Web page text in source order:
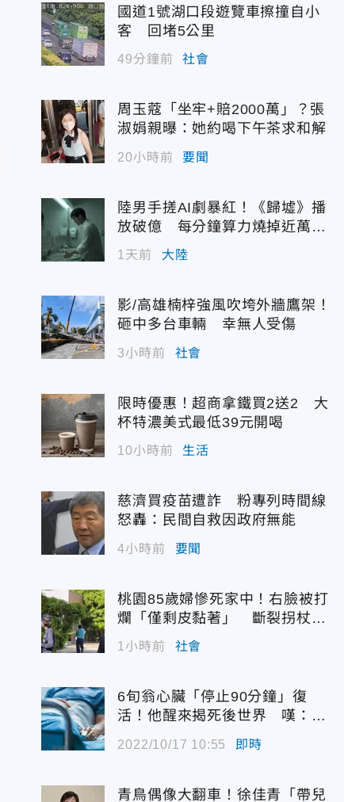
國道1號湖口段遊覽車擦撞自小
客 回堵5公里
49分鐘前 社會
周玉蔻「坐牢+賠2000萬」？張
淑娟親曝：她約喝下午茶求和解
20小時前 要聞
陸男手搓AI劇暴紅！《歸墟》播
放破億 每分鐘算力燒掉近萬台
1天前 大陸
影/高雄楠梓強風吹垮外牆鷹架！
砸中多台車輛 幸無人受傷
3小時前 社會
限時優惠！超商拿鐵買2送2 大
杯特濃美式最低39元開喝
10小時前 生活
慈濟買疫苗遭詐 粉專列時間線
怒轟：民間自救因政府無能
4小時前 要聞
桃園85歲婦慘死家中！右臉被打
爛「僅剩皮黏著」 斷裂拐杖揭
駭人現場
1小時前 社會
6旬翁心臟「停止90分鐘」復
活！他醒來揭死後世界 嘆：很
2022/10/17 10:55 即時
青鳥偶像大翻車！徐佳青「帶兒